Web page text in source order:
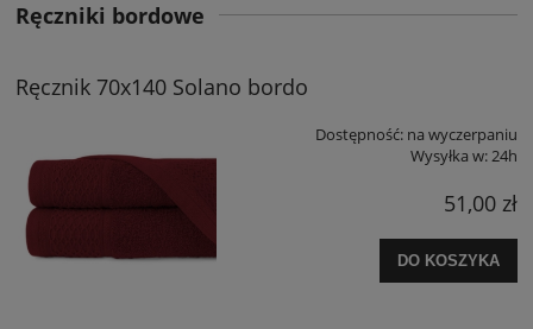
Ręczniki bordowe
Ręcznik 70x140 Solano bordo
Dostępność: na wyczerpaniu
Wysyłka w:24h
51,00 zł
DO KOSZYKA